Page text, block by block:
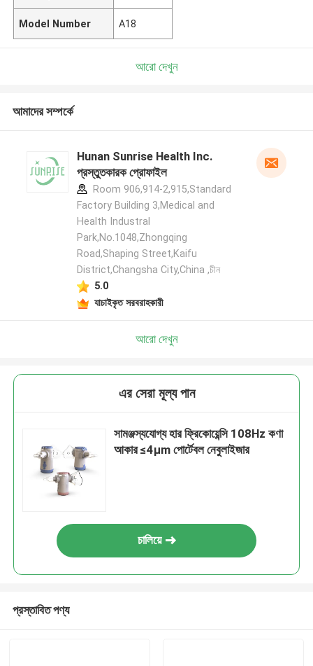
Model Number A18
আরো দেখুন
আমাদের সম্পর্কে
Hunan Sunrise Health Inc.
প্রস্তুতকারক প্রোফাইল
Room 906,914-2,915,Standard
Factory Building 3,Medical and
Health Industral
Park,No.1048,Zhongqing
Road,Shaping Street,Kaifu
District,Changsha City,China ,চীন
5.0
যাচাইকৃত সরবরাহকারী
আরো দেখুন
এর সেরা মূল্য পান
সামঞ্জস্যযোগ্য হার ফ্রিকোয়েন্সি 108Hz কণা
আকার ≤4μm পোর্টেবল নেবুলাইজার
চালিয়ে
প্রস্তাবিত পণ্য